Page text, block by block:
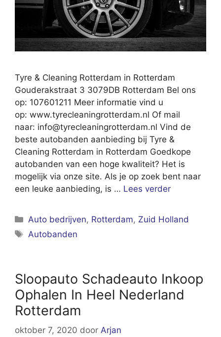
Tyre & Cleaning Rotterdam in Rotterdam
Gouderakstraat 3 3079DB Rotterdam Bel ons
op: 107601211 Meer informatie vind u
op: www.tyrecleaningrotterdam.nl Of mail
naar: info@tyrecleaningrotterdam.nl Vind de
beste autobanden aanbieding bij Tyre &
Cleaning Rotterdam in Rotterdam Goedkope
autobanden van een hoge kwaliteit? Het is
mogelijk via onze site. Als je op zoek bent naar
een leuke aanbieding, is … Lees verder
Categorieën
Auto bedrijven, Rotterdam, Zuid Holland
Tags
Autobanden
Sloopauto Schadeauto Inkoop
Ophalen In Heel Nederland
Rotterdam
oktober 7, 2020 door Arjan